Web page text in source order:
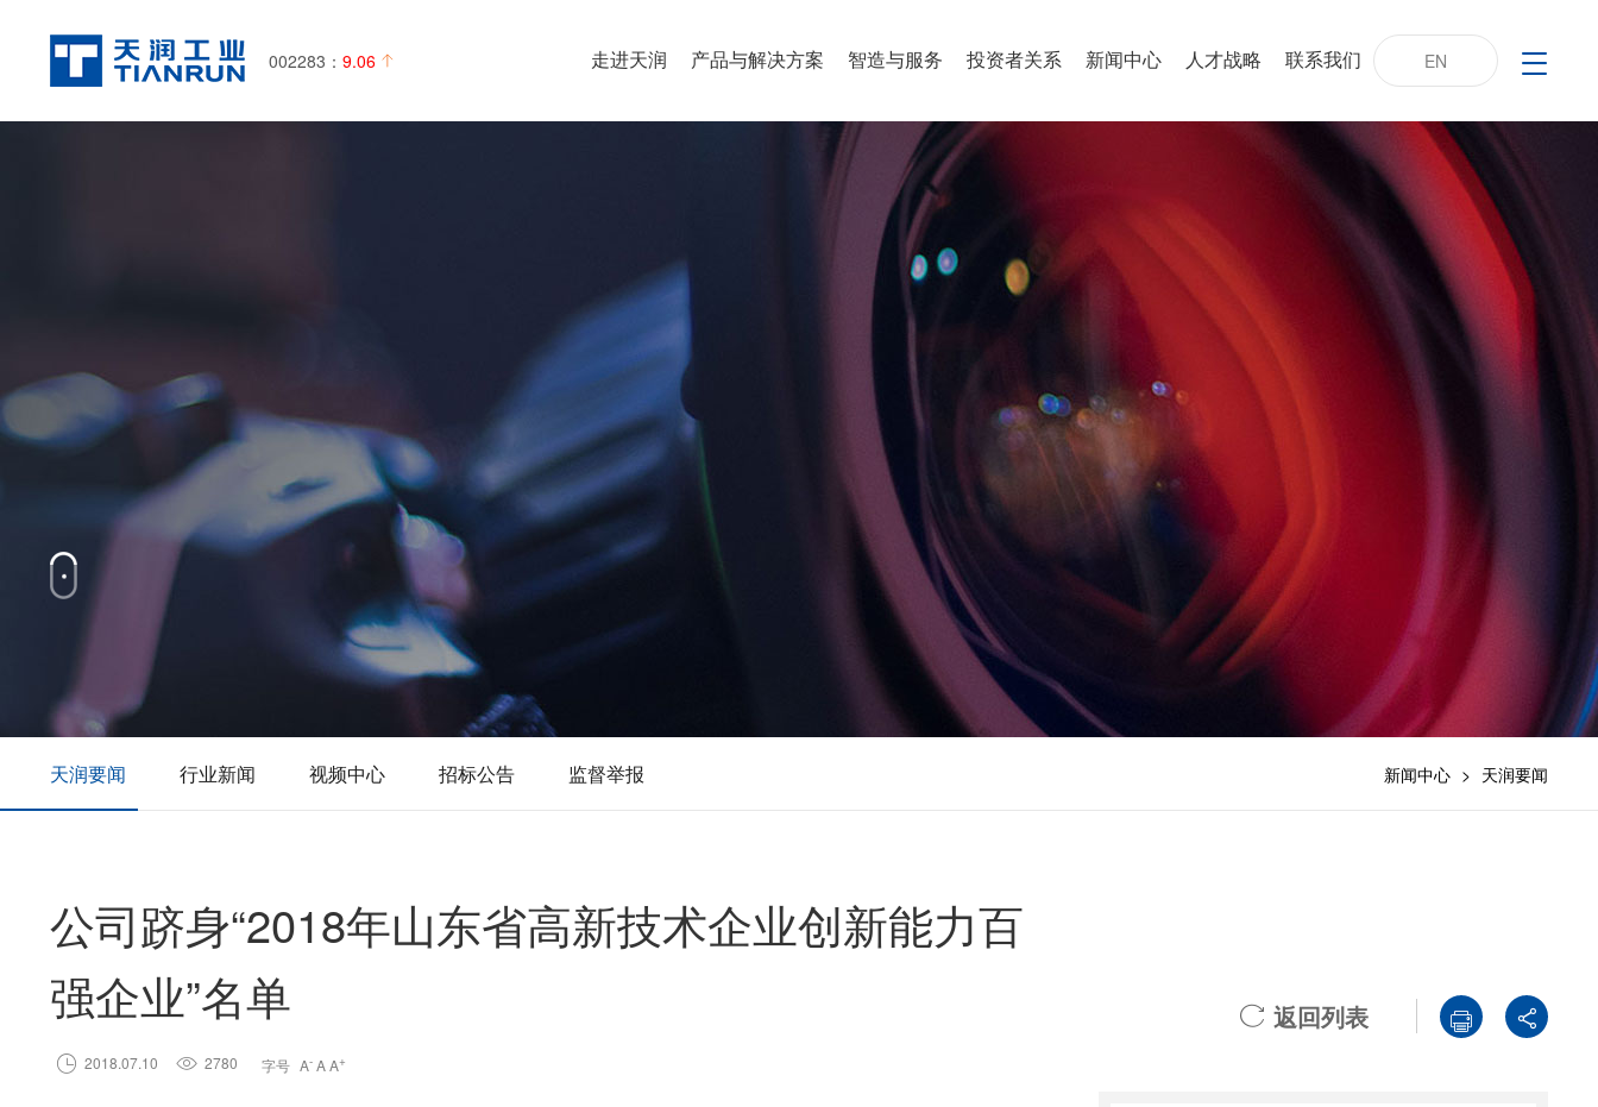
002283： 9.06 
EN
走进天润 产品与解决方案 智造与服务 投资者关系 新闻中心 人才战略 联系我们
天润要闻 行业新闻 视频中心 招标公告 监督举报 新闻中心 > 天润要闻
公司跻身“2018年山东省高新技术企业创新能力百
强企业”名单
 2018.07.10  2780 字号 A- A A+
 返回列表  